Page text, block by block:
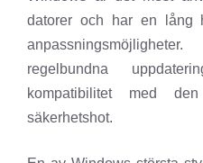
datorer och har en lång
regelbundna
kompatibilitet med
säkerhetshot.